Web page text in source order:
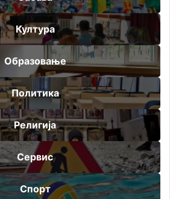
Култура
Образовање
Политика
Религија
Сервис
Спорт